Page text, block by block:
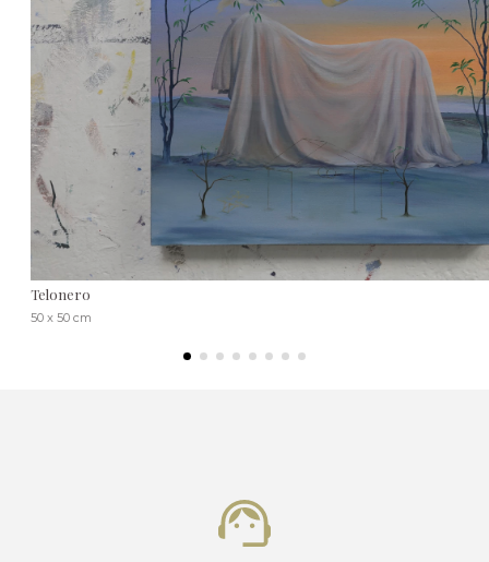
Telonero
50 x 50 cm